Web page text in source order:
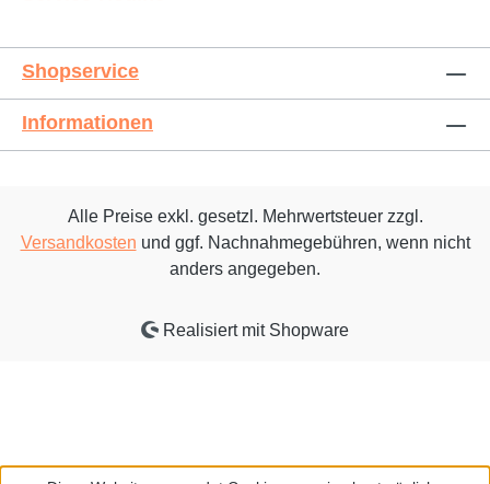
Shopservice
Informationen
Alle Preise exkl. gesetzl. Mehrwertsteuer zzgl.
Versandkosten und ggf. Nachnahmegebühren, wenn nicht
anders angegeben.
Realisiert mit Shopware